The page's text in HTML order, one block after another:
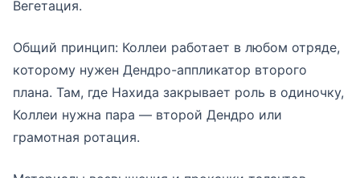
Вегетация.
Общий принцип: Коллеи работает в любом отряде,
которому нужен Дендро-аппликатор второго
плана. Там, где Нахида закрывает роль в одиночку,
Коллеи нужна пара — второй Дендро или
грамотная ротация.